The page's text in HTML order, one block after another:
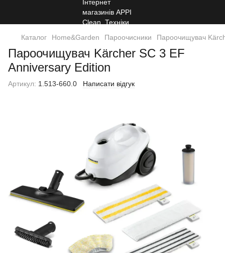
Каталог Home&Garden Пароочисники Пароочищувач
Пароочищувач Kärcher SC 3 EF
Anniversary Edition
Артикул: 1.513-660.0 Написати відгук